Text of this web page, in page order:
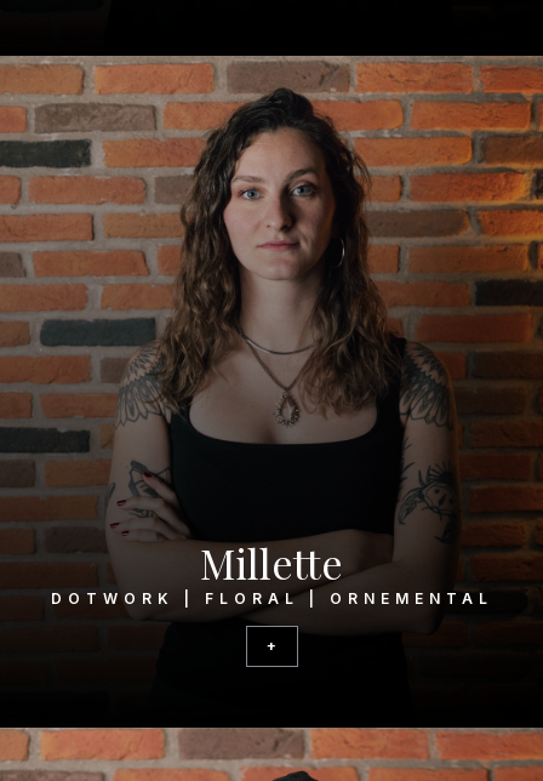
Millette
DOTWORK | FLORAL | ORNEMENTAL
+